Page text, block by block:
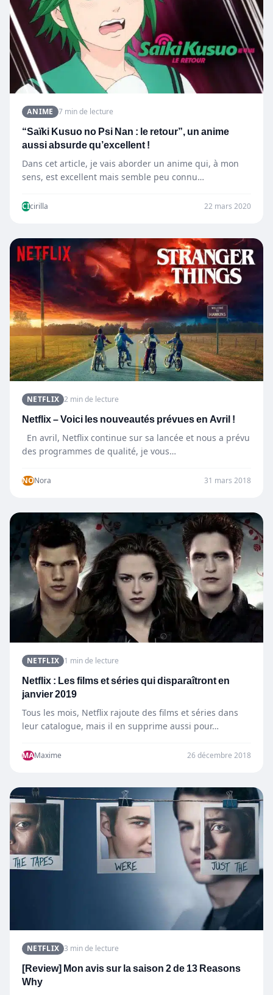
ANIME 7 min de lecture
“Saïki Kusuo no Psi Nan : le retour”, un anime
aussi absurde qu’excellent !
Dans cet article, je vais aborder un anime qui, à mon
sens, est excellent mais semble peu connu…
CIcirilla 22 mars 2020
NETFLIX 2 min de lecture
Netflix – Voici les nouveautés prévues en Avril !
En avril, Netflix continue sur sa lancée et nous a prévu
des programmes de qualité, je vous…
NONora 31 mars 2018
NETFLIX 1 min de lecture
Netflix : Les films et séries qui disparaîtront en
janvier 2019
Tous les mois, Netflix rajoute des films et séries dans
leur catalogue, mais il en supprime aussi pour…
MAMaxime 26 décembre 2018
NETFLIX 3 min de lecture
[Review] Mon avis sur la saison 2 de 13 Reasons
Why